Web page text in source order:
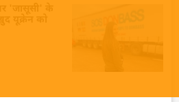
यूक्रेन को